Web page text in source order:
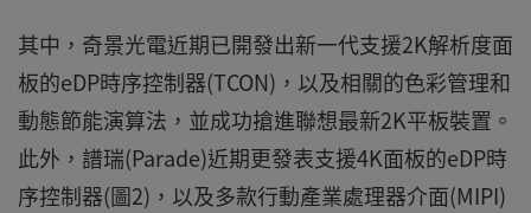
其中，奇景光電近期已開發出新一代支援2K解析度面
板的eDP時序控制器(TCON)，以及相關的色彩管理和
動態節能演算法，並成功搶進聯想最新2K平板裝置。
此外，譜瑞(Parade)近期更發表支援4K面板的eDP時
序控制器(圖2)，以及多款行動產業處理器介面(MIPI)